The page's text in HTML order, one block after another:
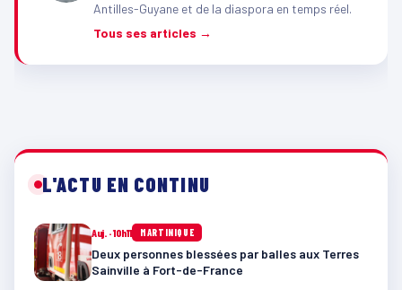
Antilles-Guyane et de la diaspora en temps réel.
Tous ses articles →
L'ACTU EN CONTINU
Auj. · 10h11 MARTINIQUE
Deux personnes blessées par balles aux Terres
Sainville à Fort-de-France